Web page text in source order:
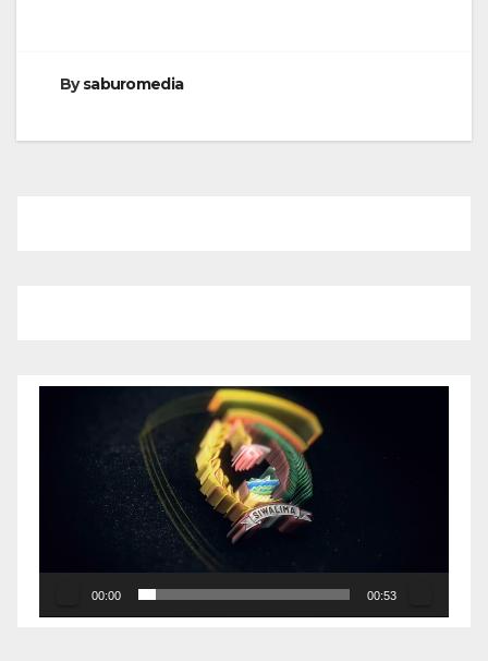
Bysaburomedia
00:00 00:53